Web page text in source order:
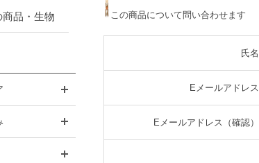
商品・生物
この商品について問い合わせます
氏名
Eメールアドレス
Eメールアドレス（確認）